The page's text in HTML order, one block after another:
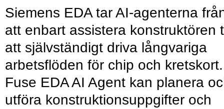
Siemens EDA tar AI-agenterna
att enbart assistera konstruktören
att självständigt driva långvariga
arbetsflöden för chip och kretskort.
Fuse EDA AI Agent kan planera
utföra konstruktionsuppgifter och